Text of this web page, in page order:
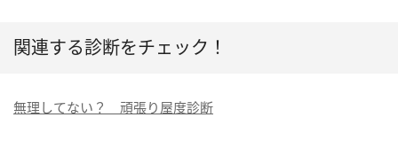
関連する診断をチェック！
無理してない？ 頑張り屋度診断